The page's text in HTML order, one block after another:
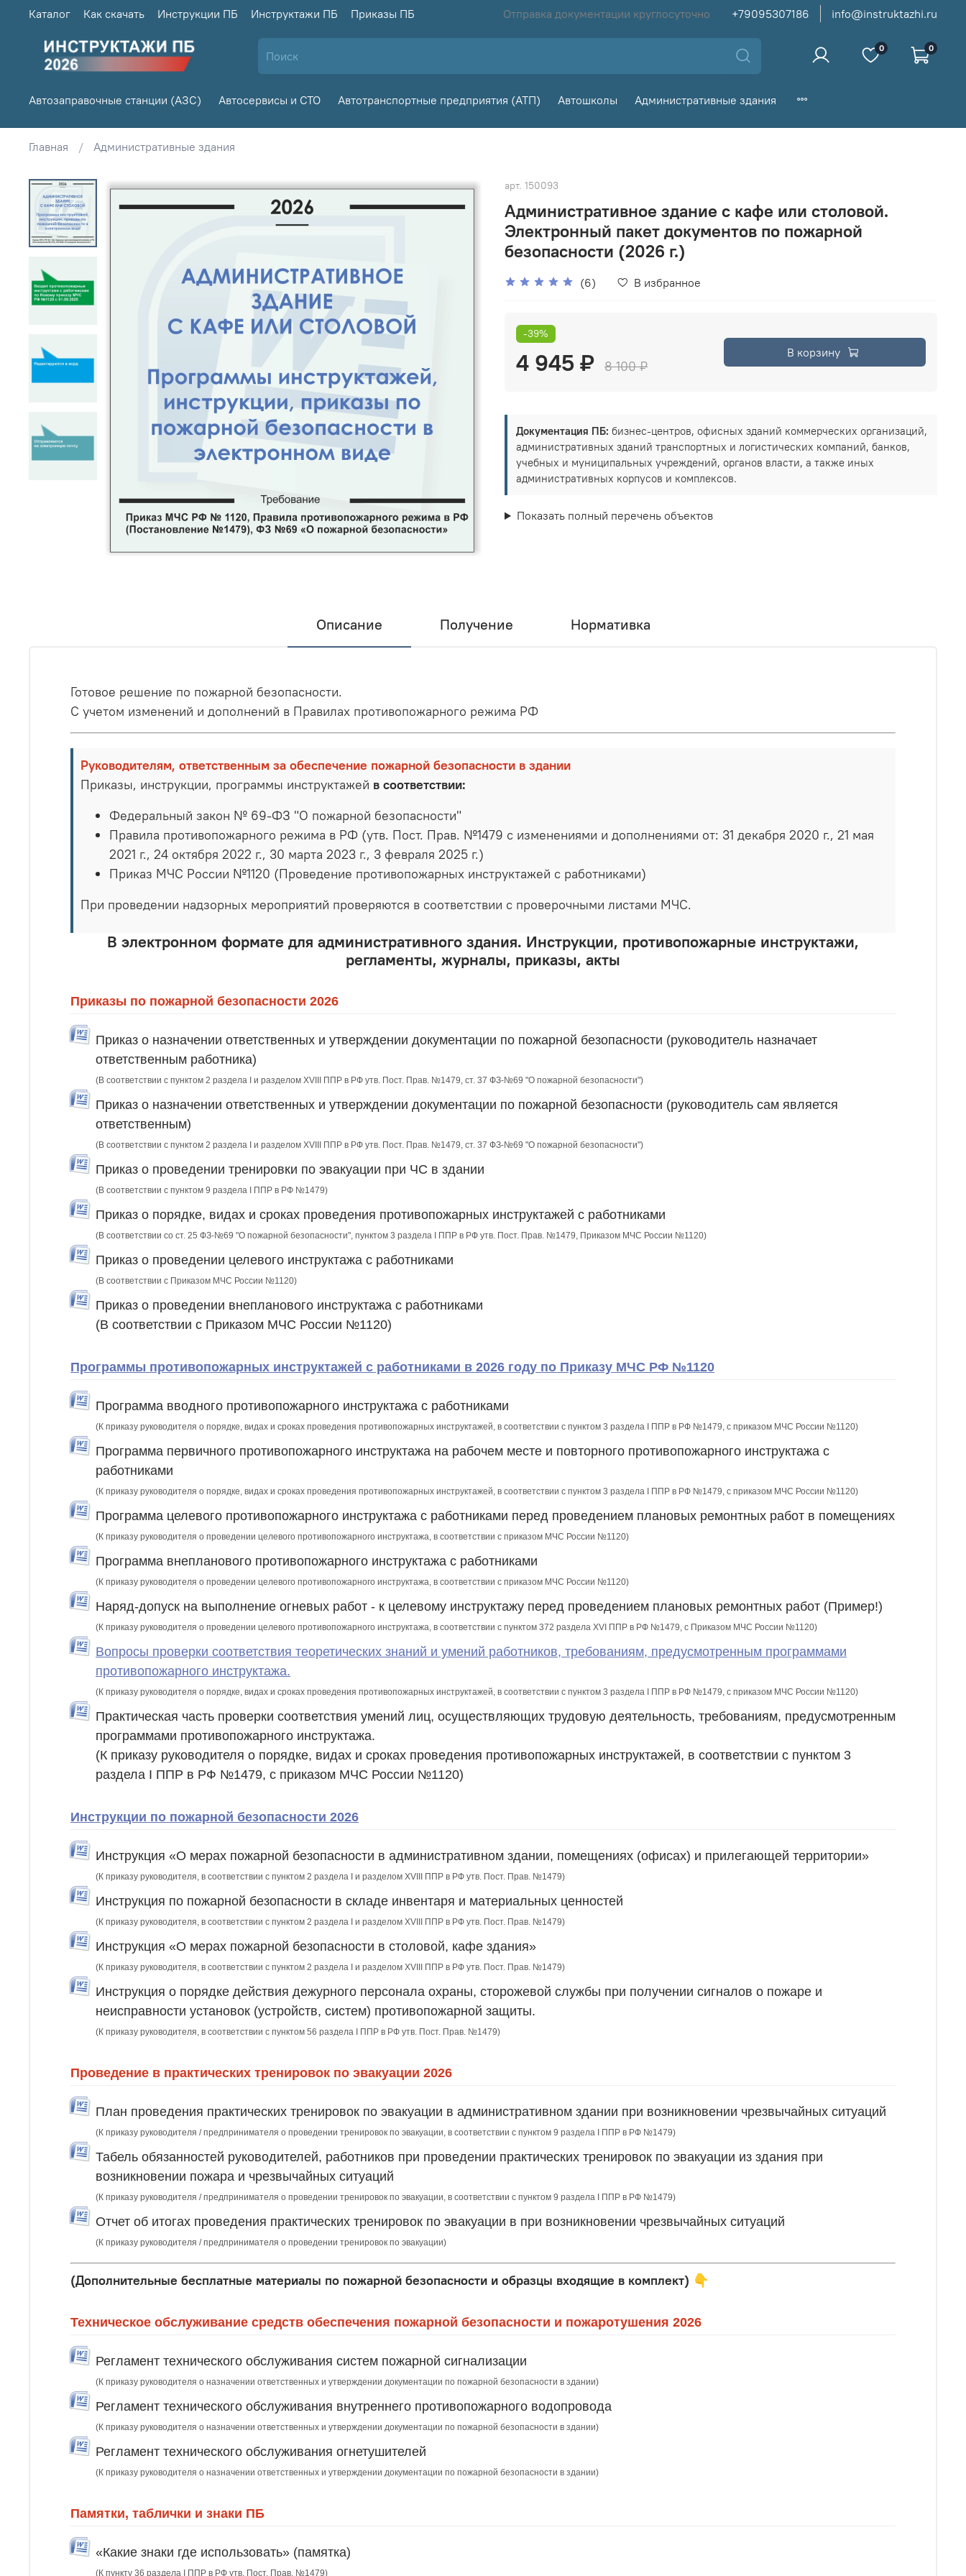
Каталог Как скачать Инструкции ПБ Инструктажи ПБ Приказы ПБ Отправка документации круглосуточно +79095307186 info@instruktazhi.ru
0 0
Автозаправочные станции (АЗС) Автосервисы и СТО Автотранспортные предприятия (АТП) Автошколы Административные здания
Главная Административные здания
арт. 150093
Административное здание с кафе или столовой.
Электронный пакет документов по пожарной
безопасности (2026 г.)
(6) В избранное
-39%
4 945 ₽ 8 100 ₽
В корзину
Документация ПБ: бизнес-центров, офисных зданий коммерческих организаций,
административных зданий транспортных и логистических компаний, банков,
учебных и муниципальных учреждений, органов власти, а также иных
административных корпусов и комплексов.
Показать полный перечень объектов
Описание Получение Нормативка
Готовое решение по пожарной безопасности.
С учетом изменений и дополнений в Правилах противопожарного режима РФ
Руководителям, ответственным за обеспечение пожарной безопасности в здании
Приказы, инструкции, программы инструктажей в соответствии:
Федеральный закон № 69-ФЗ "О пожарной безопасности"
Правила противопожарного режима в РФ (утв. Пост. Прав. №1479 с изменениями и дополнениями от: 31 декабря 2020 г., 21 мая
2021 г., 24 октября 2022 г., 30 марта 2023 г., 3 февраля 2025 г.)
Приказ МЧС России №1120 (Проведение противопожарных инструктажей с работниками)
При проведении надзорных мероприятий проверяются в соответствии с проверочными листами МЧС.
В электронном формате для административного здания. Инструкции, противопожарные инструктажи,
регламенты, журналы, приказы, акты
Приказы по пожарной безопасности 2026
Приказ о назначении ответственных и утверждении документации по пожарной безопасности (руководитель назначает
ответственным работника)
(В соответствии с пунктом 2 раздела I и разделом XVIII ППР в РФ утв. Пост. Прав. №1479, ст. 37 ФЗ-№69 "О пожарной безопасности")
Приказ о назначении ответственных и утверждении документации по пожарной безопасности (руководитель сам является
ответственным)
(В соответствии с пунктом 2 раздела I и разделом XVIII ППР в РФ утв. Пост. Прав. №1479, ст. 37 ФЗ-№69 "О пожарной безопасности")
Приказ о проведении тренировки по эвакуации при ЧС в здании
(В соответствии с пунктом 9 раздела I ППР в РФ №1479)
Приказ о порядке, видах и сроках проведения противопожарных инструктажей с работниками
(В соответствии со ст. 25 ФЗ-№69 "О пожарной безопасности", пунктом 3 раздела I ППР в РФ утв. Пост. Прав. №1479, Приказом МЧС России №1120)
Приказ о проведении целевого инструктажа с работниками
(В соответствии с Приказом МЧС России №1120)
Приказ о проведении внепланового инструктажа с работниками
(В соответствии с Приказом МЧС России №1120)
Программы противопожарных инструктажей с работниками в 2026 году по Приказу МЧС РФ №1120
Программа вводного противопожарного инструктажа с работниками
(К приказу руководителя о порядке, видах и сроках проведения противопожарных инструктажей, в соответствии с пунктом 3 раздела I ППР в РФ №1479, с приказом МЧС России №1120)
Программа первичного противопожарного инструктажа на рабочем месте и повторного противопожарного инструктажа с
работниками
(К приказу руководителя о порядке, видах и сроках проведения противопожарных инструктажей, в соответствии с пунктом 3 раздела I ППР в РФ №1479, с приказом МЧС России №1120)
Программа целевого противопожарного инструктажа с работниками перед проведением плановых ремонтных работ в помещениях
(К приказу руководителя о проведении целевого противопожарного инструктажа, в соответствии с приказом МЧС России №1120)
Программа внепланового противопожарного инструктажа с работниками
(К приказу руководителя о проведении целевого противопожарного инструктажа, в соответствии с приказом МЧС России №1120)
Наряд-допуск на выполнение огневых работ - к целевому инструктажу перед проведением плановых ремонтных работ (Пример!)
(К приказу руководителя о проведении целевого противопожарного инструктажа, в соответствии с пунктом 372 раздела XVI ППР в РФ №1479, c Приказом МЧС России №1120)
Вопросы проверки соответствия теоретических знаний и умений работников, требованиям, предусмотренным программами
противопожарного инструктажа.
(К приказу руководителя о порядке, видах и сроках проведения противопожарных инструктажей, в соответствии с пунктом 3 раздела I ППР в РФ №1479, с приказом МЧС России №1120)
Практическая часть проверки соответствия умений лиц, осуществляющих трудовую деятельность, требованиям, предусмотренным
программами противопожарного инструктажа.
(К приказу руководителя о порядке, видах и сроках проведения противопожарных инструктажей, в соответствии с пунктом 3
раздела I ППР в РФ №1479, с приказом МЧС России №1120)
Инструкции по пожарной безопасности 2026
Инструкция «О мерах пожарной безопасности в административном здании, помещениях (офисах) и прилегающей территории»
(К приказу руководителя, в соответствии с пунктом 2 раздела I и разделом XVIII ППР в РФ утв. Пост. Прав. №1479)
Инструкция по пожарной безопасности в складе инвентаря и материальных ценностей
(К приказу руководителя, в соответствии с пунктом 2 раздела I и разделом XVIII ППР в РФ утв. Пост. Прав. №1479)
Инструкция «О мерах пожарной безопасности в столовой, кафе здания»
(К приказу руководителя, в соответствии с пунктом 2 раздела I и разделом XVIII ППР в РФ утв. Пост. Прав. №1479)
Инструкция о порядке действия дежурного персонала охраны, сторожевой службы при получении сигналов о пожаре и
неисправности установок (устройств, систем) противопожарной защиты.
(К приказу руководителя, в соответствии с пунктом 56 раздела I ППР в РФ утв. Пост. Прав. №1479)
Проведение в практических тренировок по эвакуации 2026
План проведения практических тренировок по эвакуации в административном здании при возникновении чрезвычайных ситуаций
(К приказу руководителя / предпринимателя о проведении тренировок по эвакуации, в соответствии с пунктом 9 раздела I ППР в РФ №1479)
Табель обязанностей руководителей, работников при проведении практических тренировок по эвакуации из здания при
возникновении пожара и чрезвычайных ситуаций
(К приказу руководителя / предпринимателя о проведении тренировок по эвакуации, в соответствии с пунктом 9 раздела I ППР в РФ №1479)
Отчет об итогах проведения практических тренировок по эвакуации в при возникновении чрезвычайных ситуаций
(К приказу руководителя / предпринимателя о проведении тренировок по эвакуации)
(Дополнительные бесплатные материалы по пожарной безопасности и образцы входящие в комплект) 👇
Техническое обслуживание средств обеспечения пожарной безопасности и пожаротушения 2026
Регламент технического обслуживания систем пожарной сигнализации
(К приказу руководителя о назначении ответственных и утверждении документации по пожарной безопасности в здании)
Регламент технического обслуживания внутреннего противопожарного водопровода
(К приказу руководителя о назначении ответственных и утверждении документации по пожарной безопасности в здании)
Регламент технического обслуживания огнетушителей
(К приказу руководителя о назначении ответственных и утверждении документации по пожарной безопасности в здании)
Памятки, таблички и знаки ПБ
«Какие знаки где использовать» (памятка)
(К пункту 36 раздела I ППР в РФ утв. Пост. Прав. №1479)